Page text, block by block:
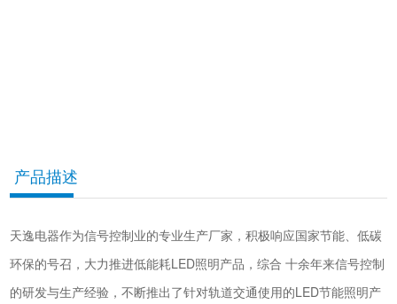
产品描述
天逸电器作为信号控制业的专业生产厂家，积极响应国家节能、低碳
环保的号召，大力推进低能耗LED照明产品，综合 十余年来信号控制
的研发与生产经验，不断推出了针对轨道交通使用的LED节能照明产